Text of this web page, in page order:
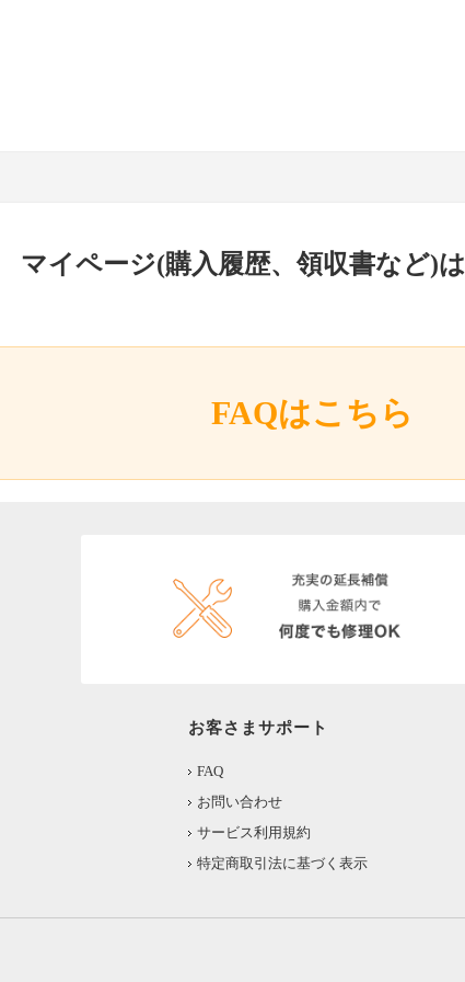
マイページ(購入履歴、領収書など)は
FAQはこちら
お客さまサポート
FAQ
お問い合わせ
サービス利用規約
特定商取引法に基づく表示